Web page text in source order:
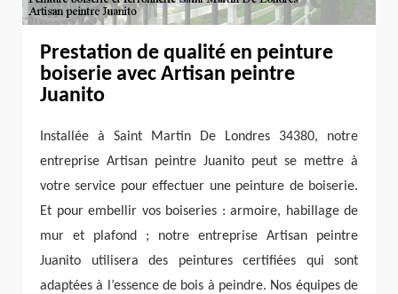
Prestation de qualité en peinture
boiserie avec Artisan peintre
Juanito
Installée à Saint Martin De Londres 34380, notre
entreprise Artisan peintre Juanito peut se mettre à
votre service pour effectuer une peinture de boiserie.
Et pour embellir vos boiseries : armoire, habillage de
mur et plafond ; notre entreprise Artisan peintre
Juanito utilisera des peintures certifiées qui sont
adaptées à l’essence de bois à peindre. Nos équipes de